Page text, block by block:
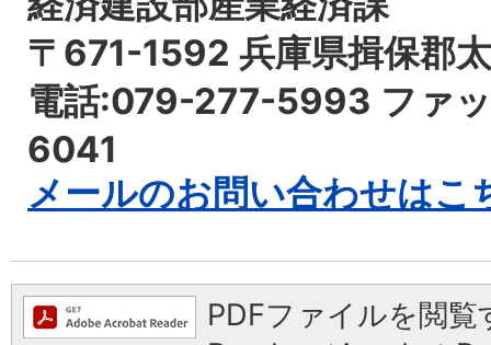
〒671-1592 兵庫県揖保郡
電話:079-277-5993 ファ
6041
メールのお問い合わせはこ
PDFファイルを閲